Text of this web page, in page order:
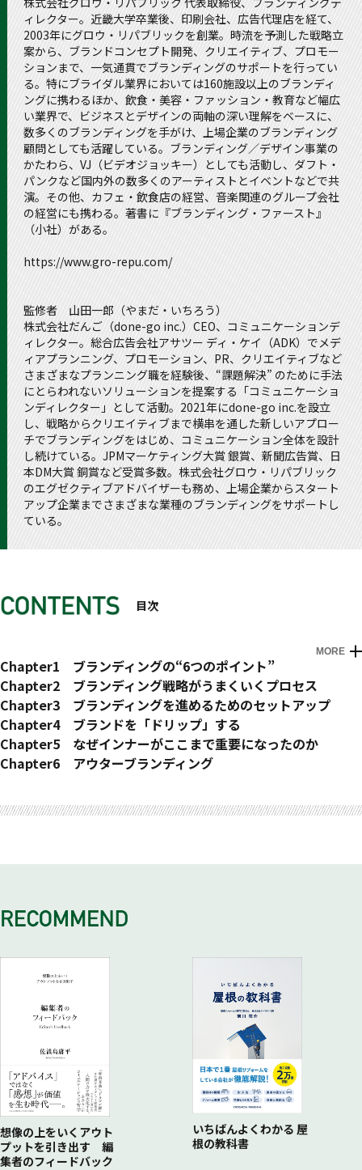
ィレクター。近畿大学卒業後、印刷会社、広告代理店を経て、
2003年にグロウ・リパブリックを創業。時流を予測した戦略立
案から、ブランドコンセプト開発、クリエイティブ、プロモー
ションまで、一気通貫でブランディングのサポートを行ってい
る。特にブライダル業界においては160施設以上のブランディ
ングに携わるほか、飲食・美容・ファッション・教育など幅広
い業界で、ビジネスとデザインの両軸の深い理解をベースに、
数多くのブランディングを手がけ、上場企業のブランディング
顧問としても活躍している。ブランディング／デザイン事業の
かたわら、VJ（ビデオジョッキー）としても活動し、ダフト・
パンクなど国内外の数多くのアーティストとイベントなどで共
演。その他、カフェ・飲食店の経営、音楽関連のグループ会社
の経営にも携わる。著書に『ブランディング・ファースト』
（小社）がある。
https://www.gro-repu.com/
監修者 山田一郎（やまだ・いちろう）
株式会社だんご（done-go inc.）CEO、コミュニケーションデ
ィレクター。総合広告会社アサツー ディ・ケイ（ADK）でメデ
ィアプランニング、プロモーション、PR、クリエイティブなど
さまざまなプランニング職を経験後、“課題解決” のために手法
にとらわれないソリューションを提案する「コミュニケーショ
ンディレクター」として活動。2021年にdone-go inc.を設立
し、戦略からクリエイティブまで横串を通した新しいアプロー
チでブランディングをはじめ、コミュニケーション全体を設計
し続けている。JPMマーケティング大賞 銀賞、新聞広告賞、日
本DM大賞 銅賞など受賞多数。株式会社グロウ・リパブリック
のエグゼクティブアドバイザーも務め、上場企業からスタート
アップ企業までさまざまな業種のブランディングをサポートし
ている。
目次
MORE
はじめに
Chapter1 ブランディングの“6つのポイント”
01 実践に欠かせない6つのポイント
なぜ「この6つ」が重要なのか
COLUMN ブランディングは経営戦略である
02 「パーパス」という発想
これから意識すべき3つの大切なこと
COLUMN ブランディングがもたらす効果
Chapter2 ブランディング戦略がうまくいくプロセス
01 Branding DRIP Method（ブランディング・ドリップ・メ
ソッド）
3つのフェーズで推進する
①「SETUP 」フェーズ＝準備する
③「SERVE 」フェーズ＝提供する
02 重要な2つのポイントとは
Chapter3 ブランディングを進めるためのセットアップ
01 ブランディングを左右するのはマネジメント層
マネジメント層の理解と影響範囲
なぜ「セットアップ」が重要なのか
共感なくして成功なし
COLUMN Whyから始めるゴールデンサークル理論
「Why 」の重要性
COLUMN セットアップに役立つ「ジョハリの窓」
Chapter4 ブランドを「ドリップ」する
01 「 ドリップ」の大切さ
ブランドマップを抽出する
あなたの会社の「秘めた力」を活かすには?
03 まず、自分を知る―情報収集
「使える」フレームワークを使い倒す
「ブランドマップ」―本当に伝わるものを抽出する
COLUMN 優れたブランドマップはビジネスを広げる
Chapter5 なぜインナーがここまで重要になったのか
01 「インナー」の大切さ
社内の「共感」が最優先
02 インナーブランディングの効果
COLUMN インナーブランディングのよくある誤解
ポイント② 3つのSTEPで巻き込む
Chapter6 アウターブランディング
タッチポイントをもれなくデザインする
02 ブランディング起点のモノ（プロダクト）づくり
COLUMN イチからの“デザイン” がブランドを生む
では、どうやって「広げる」のか?
「ブランディングのため」という目的は忘れない
コミュニケーション戦略を立てる
顧客を誘導するプロモーションの「線」
COLUMN プロモーションは1人では仕切れない
05 デザインのルールづくり
なぜルールが必要なのか？
プロモーションから体験へ
COLUMN 予算は必ず設定する
06 効果をきちんと検証する
実践を未来につなげるために
想像の上をいくアウト
プットを引き出す 編
集者のフィードバック
いちばんよくわかる 屋
根の教科書